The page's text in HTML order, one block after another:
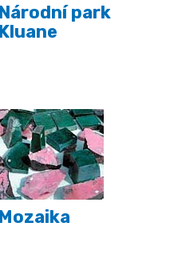
Národní park
Kluane
Mozaika